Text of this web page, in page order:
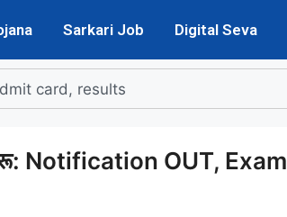
Sarkari Job Digital Seva
Notification OUT, Exam